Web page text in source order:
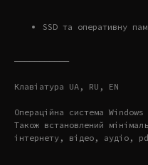
SSD та оперативну
———————————
Клавіатура UA, RU, EN
Операційна система
Також встановлений
інтернету, відео, аудіо,